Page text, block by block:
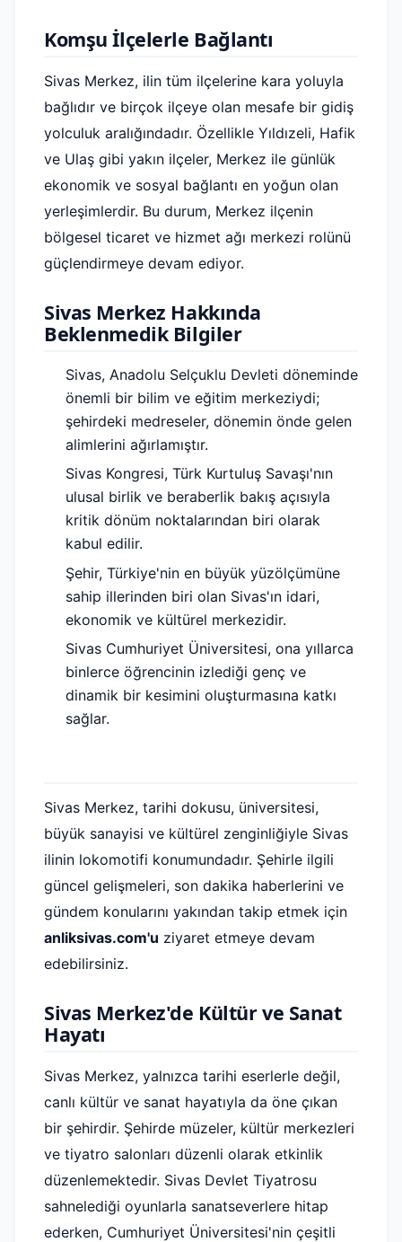
Komşu İlçelerle Bağlantı
Sivas Merkez, ilin tüm ilçelerine kara yoluyla
bağlıdır ve birçok ilçeye olan mesafe bir gidiş
yolculuk aralığındadır. Özellikle Yıldızeli, Hafik
ve Ulaş gibi yakın ilçeler, Merkez ile günlük
ekonomik ve sosyal bağlantı en yoğun olan
yerleşimlerdir. Bu durum, Merkez ilçenin
bölgesel ticaret ve hizmet ağı merkezi rolünü
güçlendirmeye devam ediyor.
Sivas Merkez Hakkında
Beklenmedik Bilgiler
Sivas, Anadolu Selçuklu Devleti döneminde
önemli bir bilim ve eğitim merkeziydi;
şehirdeki medreseler, dönemin önde gelen
alimlerini ağırlamıştır.
Sivas Kongresi, Türk Kurtuluş Savaşı'nın
ulusal birlik ve beraberlik bakış açısıyla
kritik dönüm noktalarından biri olarak
kabul edilir.
Şehir, Türkiye'nin en büyük yüzölçümüne
sahip illerinden biri olan Sivas'ın idari,
ekonomik ve kültürel merkezidir.
Sivas Cumhuriyet Üniversitesi, ona yıllarca
binlerce öğrencinin izlediği genç ve
dinamik bir kesimini oluşturmasına katkı
sağlar.
Sivas Merkez, tarihi dokusu, üniversitesi,
büyük sanayisi ve kültürel zenginliğiyle Sivas
ilinin lokomotifi konumundadır. Şehirle ilgili
güncel gelişmeleri, son dakika haberlerini ve
gündem konularını yakından takip etmek için
anliksivas.com'u ziyaret etmeye devam
edebilirsiniz.
Sivas Merkez'de Kültür ve Sanat
Hayatı
Sivas Merkez, yalnızca tarihi eserlerle değil,
canlı kültür ve sanat hayatıyla da öne çıkan
bir şehirdir. Şehirde müzeler, kültür merkezleri
ve tiyatro salonları düzenli olarak etkinlik
düzenlemektedir. Sivas Devlet Tiyatrosu
sahnelediği oyunlarla sanatseverlere hitap
ederken, Cumhuriyet Üniversitesi'nin çeşitli